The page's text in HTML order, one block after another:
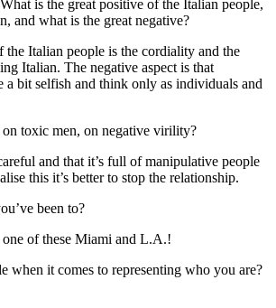
is the great positive of the Italian people,
and what is the great negative?
the Italian people is the cordiality and the
Italian. The negative aspect is that
a bit selfish and think only as individuals and
toxic men, on negative virility?
and that it’s full of manipulative people
this it’s better to stop the relationship.
been to?
of these Miami and L.A.!
when it comes to representing who you are?